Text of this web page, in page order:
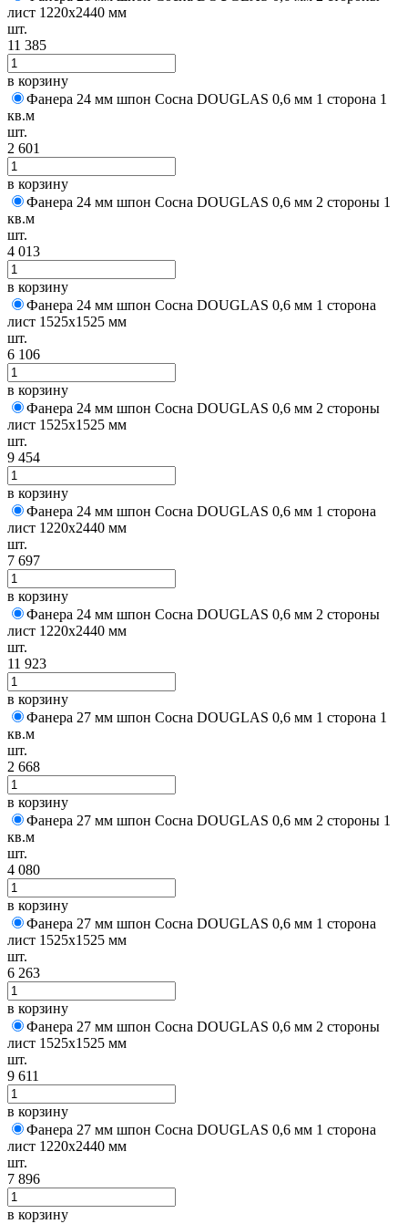
лист 1220х2440 мм
шт.
11 385
в корзину
Фанера 24 мм шпон Сосна DOUGLAS 0,6 мм 1 сторона 1
кв.м
шт.
2 601
в корзину
Фанера 24 мм шпон Сосна DOUGLAS 0,6 мм 2 стороны 1
кв.м
шт.
4 013
в корзину
Фанера 24 мм шпон Сосна DOUGLAS 0,6 мм 1 сторона
лист 1525х1525 мм
шт.
6 106
в корзину
Фанера 24 мм шпон Сосна DOUGLAS 0,6 мм 2 стороны
лист 1525х1525 мм
шт.
9 454
в корзину
Фанера 24 мм шпон Сосна DOUGLAS 0,6 мм 1 сторона
лист 1220х2440 мм
шт.
7 697
в корзину
Фанера 24 мм шпон Сосна DOUGLAS 0,6 мм 2 стороны
лист 1220х2440 мм
шт.
11 923
в корзину
Фанера 27 мм шпон Сосна DOUGLAS 0,6 мм 1 сторона 1
кв.м
шт.
2 668
в корзину
Фанера 27 мм шпон Сосна DOUGLAS 0,6 мм 2 стороны 1
кв.м
шт.
4 080
в корзину
Фанера 27 мм шпон Сосна DOUGLAS 0,6 мм 1 сторона
лист 1525х1525 мм
шт.
6 263
в корзину
Фанера 27 мм шпон Сосна DOUGLAS 0,6 мм 2 стороны
лист 1525х1525 мм
шт.
9 611
в корзину
Фанера 27 мм шпон Сосна DOUGLAS 0,6 мм 1 сторона
лист 1220х2440 мм
шт.
7 896
в корзину